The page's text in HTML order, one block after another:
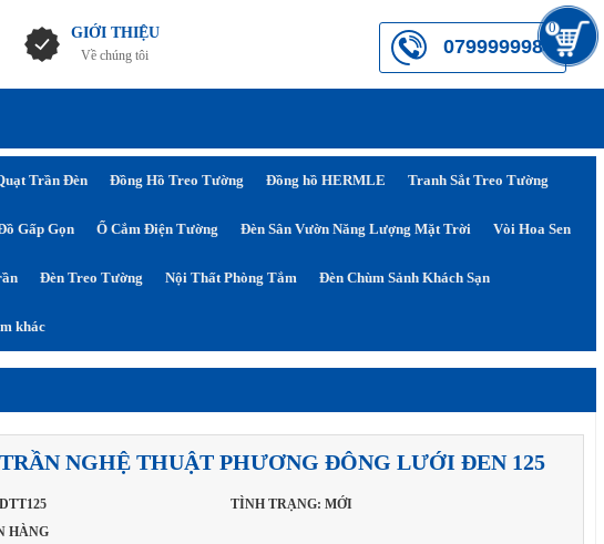
0
GIỚI THIỆU
Về chúng tôi 0799999984
Trần Đèn Đồng Hồ Treo Tường Đồng hồ HERMLE Tranh Sắt Treo Tường
Gấp Gọn Ổ Cắm Điện Tường Đèn Sân Vườn Năng Lượng Mặt Trời Vòi Hoa Sen
Đèn Treo Tường Nội Thất Phòng Tắm Đèn Chùm Sảnh Khách Sạn
khác
NGHỆ THUẬT PHƯƠNG ĐÔNG LƯỚI ĐEN 125
TÌNH TRẠNG: MỚI
HÀNG